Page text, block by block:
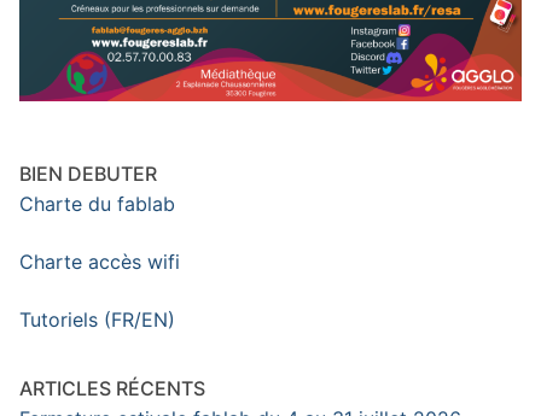
BIEN DEBUTER
Charte du fablab
Charte accès wifi
Tutoriels (FR/EN)
ARTICLES RÉCENTS